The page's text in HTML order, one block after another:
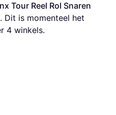
Tour Reel Rol Snaren
. Dit is momenteel het
4 winkels.